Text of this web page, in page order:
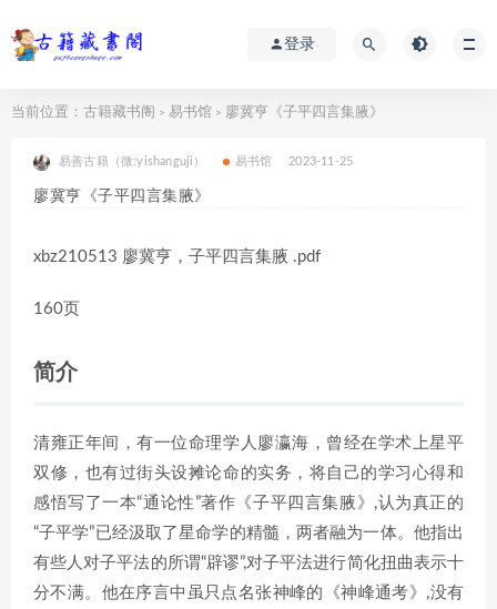
登录
当前位置： 古籍藏书阁 > 易书馆 > 廖冀亨《子平四言集腋》
易善古籍（微:yishanguji） 易书馆 2023-11-25
廖冀亨《子平四言集腋》
xbz210513 廖冀亨，子平四言集腋 .pdf
160页
简介
清雍正年间，有一位命理学人廖瀛海，曾经在学术上星平
双修，也有过街头设摊论命的实务，将自己的学习心得和
感悟写了一本“通论性”著作《子平四言集腋》,认为真正的
“子平学”已经汲取了星命学的精髓，两者融为一体。他指出
有些人对子平法的所谓“辟谬”,对子平法进行简化扭曲表示十
分不满。他在序言中虽只点名张神峰的《神峰通考》,没有